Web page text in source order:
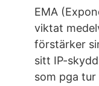
EMA
viktat
förstärker
sitt IP-
som pga